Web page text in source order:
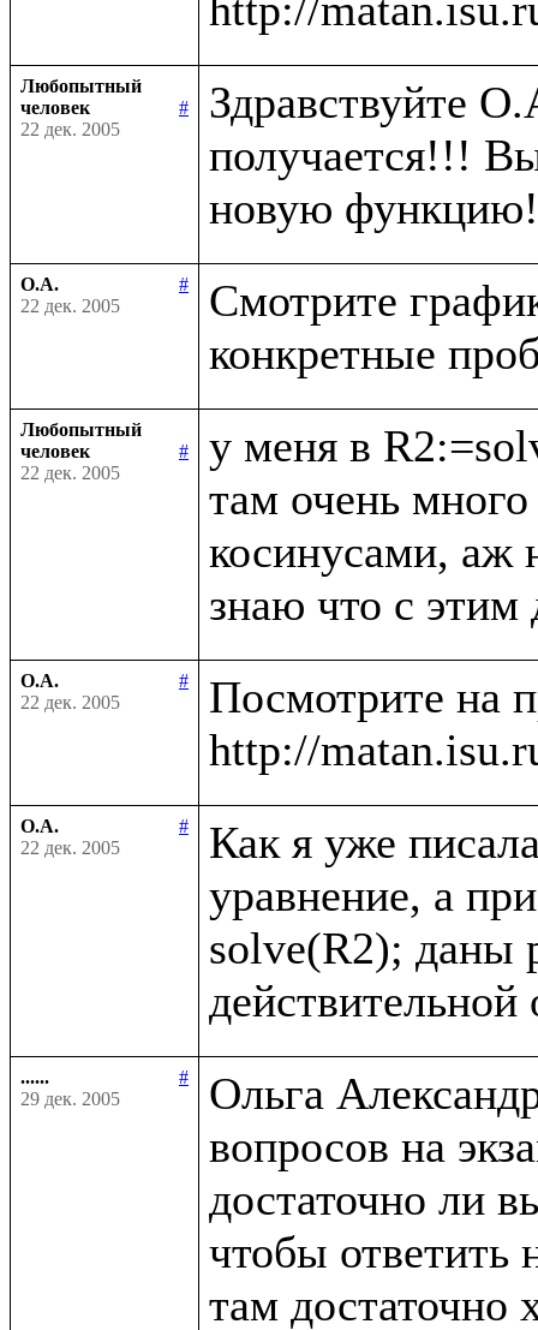
Любопытный
человек
#
22 дек. 2005
Здравствуйте
получается!!!
О.А.
#
22 дек. 2005
Смотрите
Любопытный
человек
#
22 дек. 2005
у меня в
там очень
косинусами, аж
О.А.
#
22 дек. 2005
Посмотрите на
О.А.
#
22 дек. 2005
Как я уже
уравнение, а
solve(R2); даны
......
#
29 дек. 2005
Ольга
вопросов на
достаточно ли
чтобы ответить